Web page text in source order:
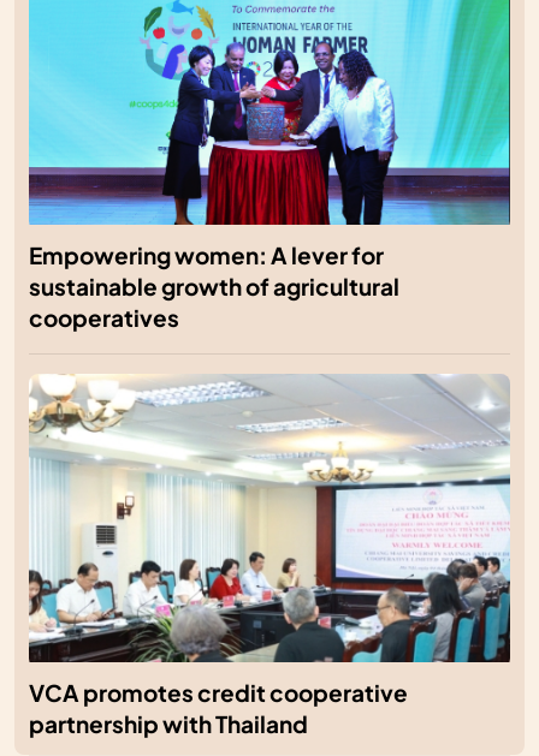
Empowering women: A lever for
sustainable growth of agricultural
cooperatives
VCA promotes credit cooperative
partnership with Thailand